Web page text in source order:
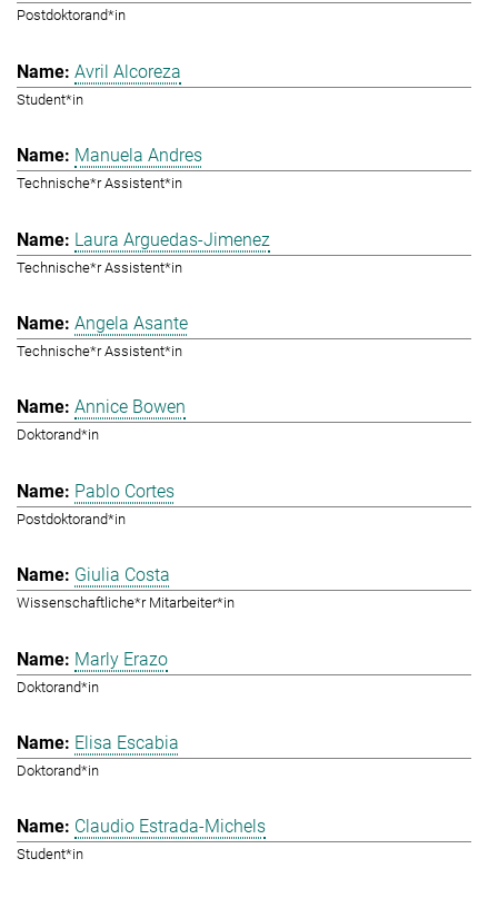
Postdoktorand*in
Avril Alcoreza
Student*in
Manuela Andres
Technische*r Assistent*in
Laura Arguedas-Jimenez
Technische*r Assistent*in
Angela Asante
Technische*r Assistent*in
Annice Bowen
Doktorand*in
Pablo Cortes
Postdoktorand*in
Giulia Costa
Wissenschaftliche*r Mitarbeiter*in
Marly Erazo
Doktorand*in
Elisa Escabia
Doktorand*in
Claudio Estrada-Michels
Student*in